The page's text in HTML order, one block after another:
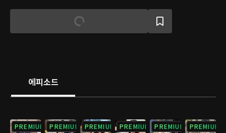
에피소드
PREMIUM PREMIUM PREMIUM PREMIUM PREMIUM PREMIUM